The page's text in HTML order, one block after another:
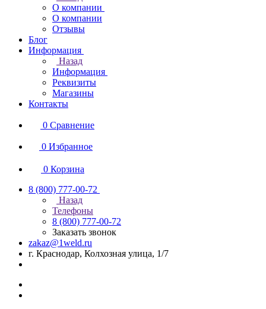
О компании
О компании
Отзывы
Блог
Информация
Назад
Информация
Реквизиты
Магазины
Контакты
0 Сравнение
0 Избранное
0 Корзина
8 (800) 777-00-72
Назад
Телефоны
8 (800) 777-00-72
Заказать звонок
zakaz@1weld.ru
г. Краснодар, Колхозная улица, 1/7